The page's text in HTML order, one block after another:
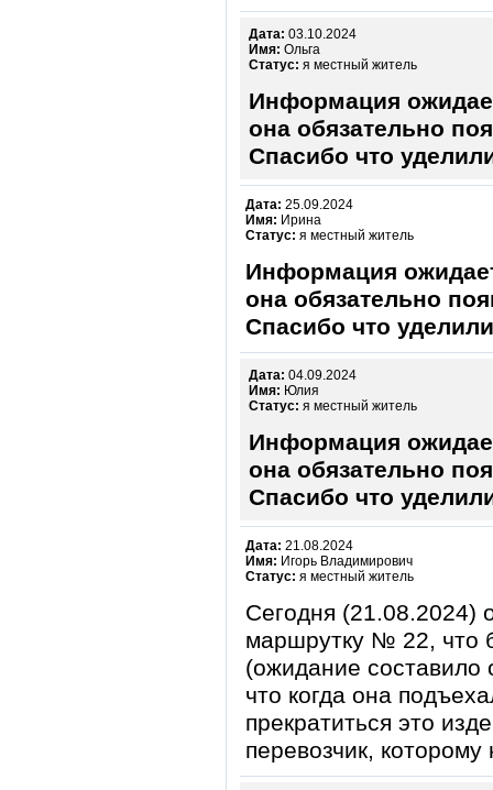
Дата: 03.10.2024
Имя: Ольга
Статус: я местный житель
Информация
она обязательно
Спасибо что
Дата: 25.09.2024
Имя: Ирина
Статус: я местный житель
Информация
она обязательно
Спасибо что
Дата: 04.09.2024
Имя: Юлия
Статус: я местный житель
Информация
она обязательно
Спасибо что
Дата: 21.08.2024
Имя: Игорь Владимирович
Статус: я местный житель
Сегодня (21.08.2024)
маршрутку № 22, что
(ожидание составило
что когда она
прекратиться это
перевозчик,